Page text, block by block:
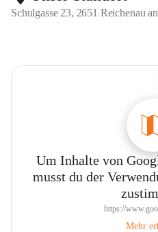
Schulgasse 23, 2651 Reichenau
Um Inhalte von
musst du der
https://
Mehr